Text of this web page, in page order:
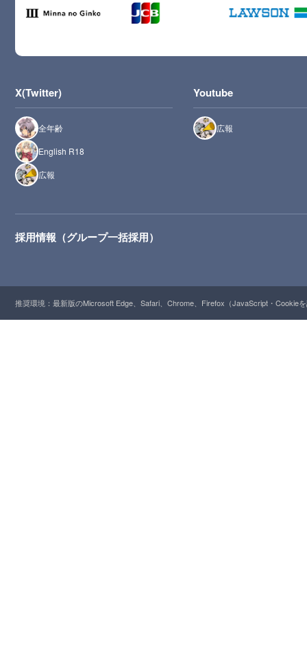
X(Twitter)
全年齢
English R18
広報
Youtube
広報
採用情報（グループ一括採用）
推奨環境：最新版のMicrosoft Edge、Safari、Chrome、Firefox（JavaScript・Cookie